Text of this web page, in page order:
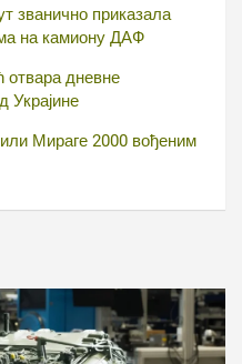
званично приказала
на камиону ДАФ
отвара дневне
Украјине
Мираге 2000 вођеним